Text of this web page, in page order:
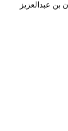
عبدالعزيز